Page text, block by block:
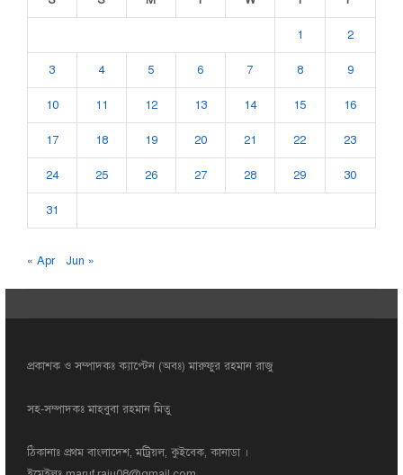
1 2
3 4 5 6 7 8 9
10 11 12 13 14 15 16
17 18 19 20 21 22 23
24 25 26 27 28 29 30
31
« Apr Jun »
প্রকাশক ও সম্পাদকঃ ক্যাপ্টেন (অবঃ) মারুফুর রহমান রাজু
সহ-সম্পাদকঃ মাহবুবা রহমান মিতু
ঠিকানাঃ প্রথম বাংলাদেশ, মট্রিয়ল, কুইবেক, কানাডা ।